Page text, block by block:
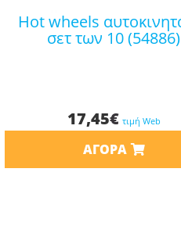
hot wheels αυτοκινητάκια
σετ των 10 (54886)
17,45€ τιμή Web
ΑΓΟΡΆ